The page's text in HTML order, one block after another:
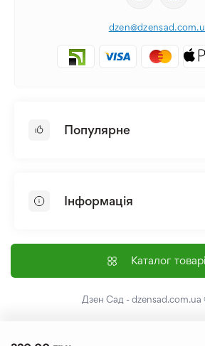
Популярне
Лілія
Насіння
Інформація
Доставка і оплата
Контакти
Каталог
Дзен Сад - dzensad.com.ua